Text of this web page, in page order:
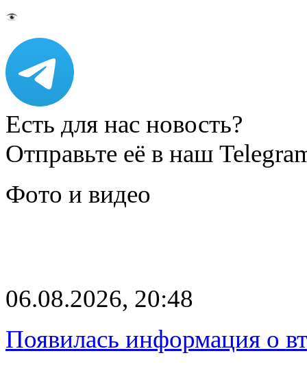
Есть для нас новость?
Отправьте её в наш
Фото и видео
06.08.2026, 20:48
Появилась информация о